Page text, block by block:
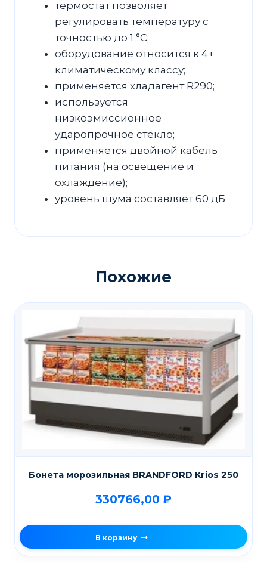
термостат позволяет
регулировать температуру с
точностью до 1 °С;
оборудование относится к 4+
климатическому классу;
применяется хладагент R290;
используется
низкоэмиссионное
ударопрочное стекло;
применяется двойной кабель
питания (на освещение и
охлаждение);
уровень шума составляет 60 дБ.
Похожие
Бонета морозильная BRANDFORD Krios 250
330766,00 ₽
В корзину